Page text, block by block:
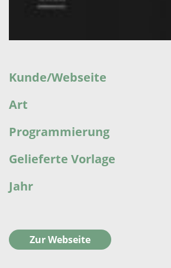
Kunde/Webseite
Art
Programmierung
Gelieferte Vorlage
Jahr
Zur Webseite